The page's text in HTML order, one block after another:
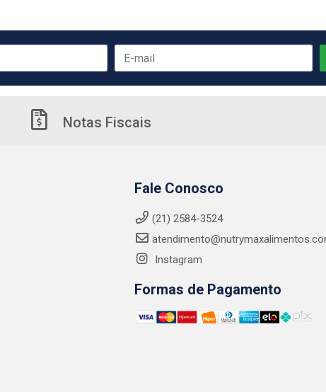
Notas Fiscais
Fale Conosco
(21) 2584-3524
Instagram
Formas de Pagamento